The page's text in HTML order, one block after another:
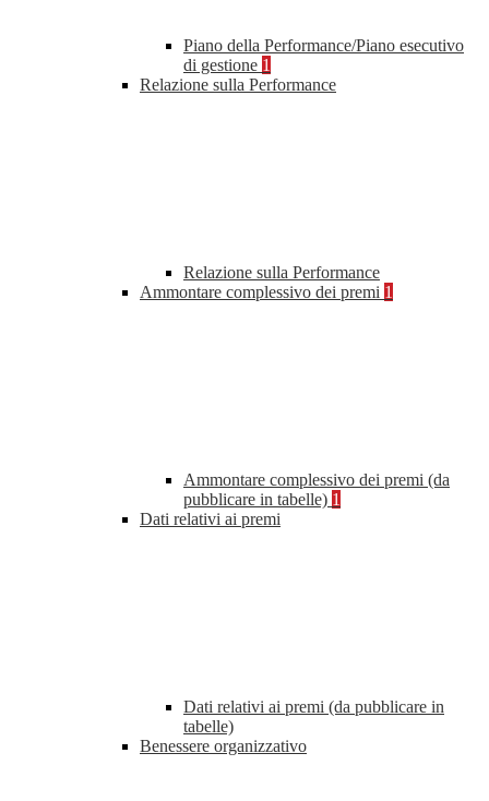
Piano della Performance/Piano esecutivo
di gestione 1
Relazione sulla Performance
Relazione sulla Performance
Ammontare complessivo dei premi 1
Ammontare complessivo dei premi (da
pubblicare in tabelle) 1
Dati relativi ai premi
Dati relativi ai premi (da pubblicare in
tabelle)
Benessere organizzativo